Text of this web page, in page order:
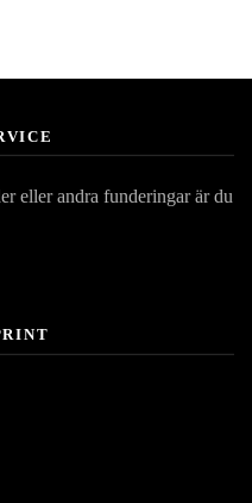
eller andra funderingar är du